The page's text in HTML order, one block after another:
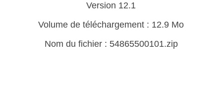
Version 12.1
Volume de téléchargement : 12.9 Mo
Nom du fichier : 54865500101.zip